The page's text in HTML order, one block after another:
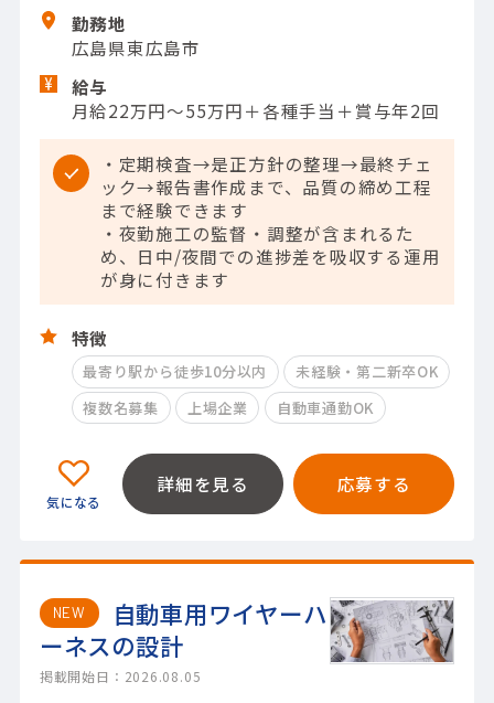
勤務地
広島県東広島市
給与
月給22万円～55万円＋各種手当＋賞与年2回
・定期検査→是正方針の整理→最終チェ
ック→報告書作成まで、品質の締め工程
まで経験できます
・夜勤施工の監督・調整が含まれるた
め、日中/夜間での進捗差を吸収する運用
が身に付きます
特徴
最寄り駅から徒歩10分以内
未経験・第二新卒OK
複数名募集
上場企業 自動車通勤OK
詳細を見る 応募する
NEW
自動車用ワイヤーハ
ーネスの設計
掲載開始日：2026.08.05